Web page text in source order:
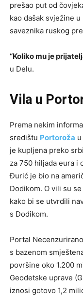
prešao put od
kao dašak svježine
saveznika ruskog
“Koliko mu je
u Delu.
Vila u
Prema nekim
središtu Portoroža
je kupljena preko
za 750 hiljada eura i
Đurić je bio na
Dodikom. O vili su
kako bi se utvrdili
s Dodikom.
Portal
s bazenom
površine oko 1.200
Geodetske uprave
iznosi gotovo 1,2